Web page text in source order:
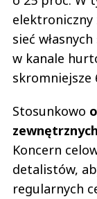
elektroniczny
sieć
w kanale
skromniejsze
Stosunkowo
zewnętrznych
Koncern
detalistów,
regularnych